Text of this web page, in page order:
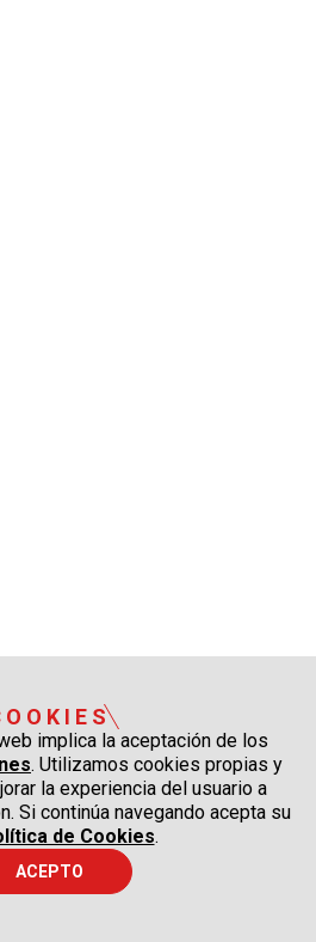
implica la aceptación de los
. Utilizamos cookies propias y
la experiencia del usuario a
Si continúa navegando acepta su
de Cookies.
ACEPTO